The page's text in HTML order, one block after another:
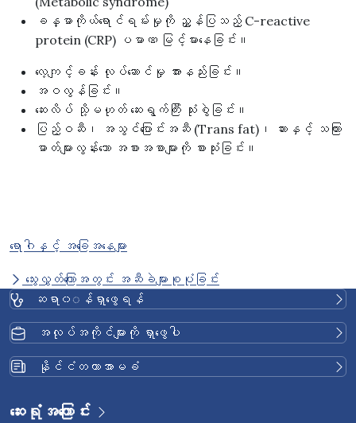
ခန္ဓာကိုယ်ရောင်ရမ်းမှုကို ညွှန်ပြသည့် C-reactive
protein (CRP) ပမာဏ မြင့်မားနေခြင်း။
လေ့ကျင့်ခန်း လုပ်ဆောင်မှု အားနည်းခြင်း။
အဝလွန်ခြင်း။
ဆေးလိပ် သို့မဟုတ် ဆေးရွက်ကြီး သုံးစွဲခြင်း။
ပြည့်ဝဆီ၊ အသွင်ပြောင်းအဆီ (Trans fat)၊ ဆားနှင့် သကြား
ဓာတ်များလွန်းသော အစားအစာများကို စားသုံးခြင်း။
ရောဂါနှင့် အခြေအနေများ
သွေးလွှတ်ကြောအတွင်း အဆီခဲများစုပုံခြင်း
ဆရာ၀◌န်ရှာဖွေရန်
အလုပ်အကိုင်များကို ရှာဖွေပါ
နိုင်ငံတကာအာမခံ
ဆေးရုံအကြောင်း